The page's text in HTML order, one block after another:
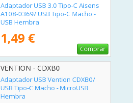
Adaptador USB 3.0 Tipo-C Aisens
A108-0369/ USB Tipo-C Macho -
USB Hembra
1,49 €
Comprar
VENTION - CDXB0
Adaptador USB Vention CDXB0/
USB Tipo-C Macho - MicroUSB
Hembra